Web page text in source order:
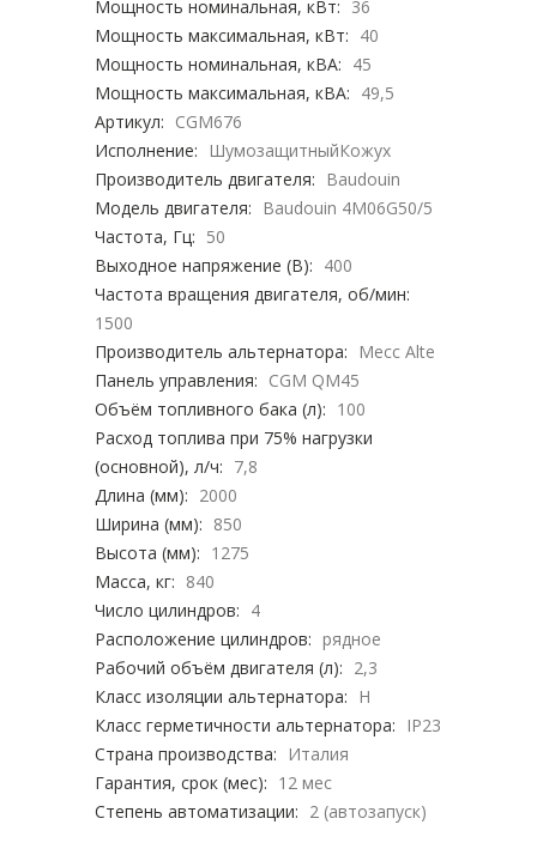
Мощность номинальная, кВт: 36
Мощность максимальная, кВт: 40
Мощность номинальная, кВА: 45
Мощность максимальная, кВА: 49,5
Артикул: CGM676
Исполнение:
ШумозащитныйКожух
Производитель двигателя:
Baudouin
Модель двигателя:
Baudouin 4M06G50/5
Частота, Гц: 50
Выходное напряжение (В): 400
Частота вращения двигателя, об/мин:
1500
Производитель альтернатора:
Mecc Alte
Панель управления: CGM QM45
Объём топливного бака (л): 100
Расход топлива при 75% нагрузки
(основной), л/ч: 7,8
Длина (мм): 2000
Ширина (мм): 850
Высота (мм): 1275
Масса, кг: 840
Число цилиндров: 4
Расположение цилиндров: рядное
Рабочий объём двигателя (л): 2,3
Класс изоляции альтернатора:
H
Класс герметичности альтернатора:
IP23
Страна производства:
Италия
Гарантия, срок (мес): 12 мес
Степень автоматизации: 2 (автозапуск)